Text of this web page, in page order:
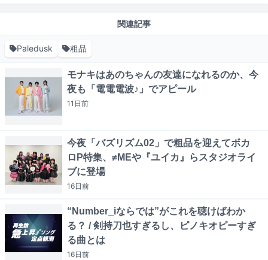
関連記事
Paledusk 粗品
モナキはあのちゃんの友達になれるのか、今
夜も「電電電波♪」でアピール
11日前
今夜「バズリズム02」で粗品を迎えてボカ
ロP特集、≠MEや『ユイカ』らスタジオライ
ブに登場
16日前
“Number_iならでは”がこれを聴けばわか
る？ / 剣持刀也すぎるし、ピノキオピーすぎ
る曲とは
16日前